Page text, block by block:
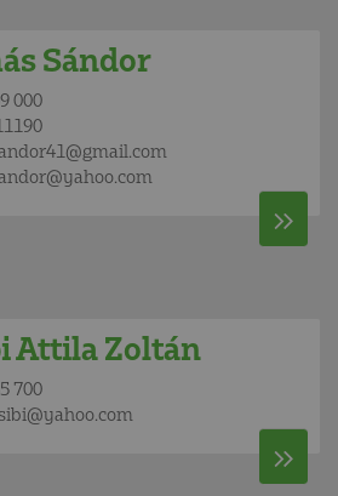
Sándor
000
Attila Zoltán
700